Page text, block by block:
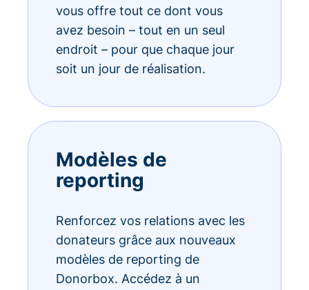
vous offre tout ce dont vous
avez besoin – tout en un seul
endroit – pour que chaque jour
soit un jour de réalisation.
Modèles de
reporting
Renforcez vos relations avec les
donateurs grâce aux nouveaux
modèles de reporting de
Donorbox. Accédez à un